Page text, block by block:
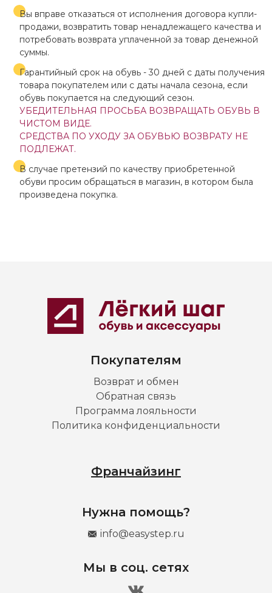
Вы вправе отказаться от исполнения договора купли-
продажи, возвратить товар ненадлежащего качества и
потребовать возврата уплаченной за товар денежной
суммы.
Гарантийный срок на обувь - 30 дней с даты получения
товара покупателем или с даты начала сезона, если
обувь покупается на следующий сезон.
УБЕДИТЕЛЬНАЯ ПРОСЬБА ВОЗВРАЩАТЬ ОБУВЬ В
ЧИСТОМ ВИДЕ.
СРЕДСТВА ПО УХОДУ ЗА ОБУВЬЮ ВОЗВРАТУ НЕ
ПОДЛЕЖАТ.
В случае претензий по качеству приобретенной
обуви просим обращаться в магазин, в котором была
произведена покупка.
Покупателям
Возврат и обмен
Обратная связь
Программа лояльности
Политика конфиденциальности
Франчайзинг
Нужна помощь?
info@easystep.ru
Мы в соц. сетях